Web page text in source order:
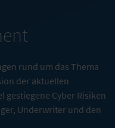
rund um das Thema
der aktuellen
gestiegene Cyber Risiken
Underwriter und den